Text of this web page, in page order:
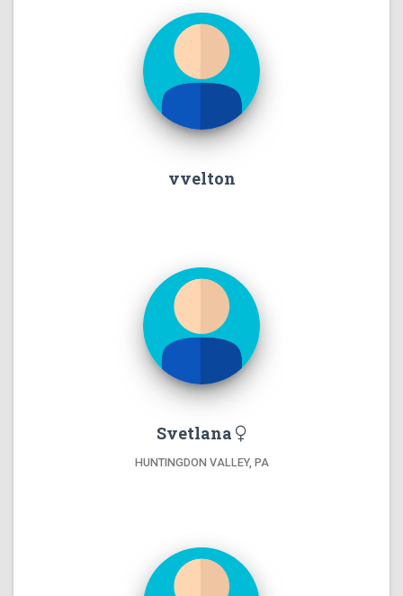
vvelton
Svetlana
HUNTINGDON VALLEY, PA